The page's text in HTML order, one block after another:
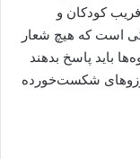
کودکان و
است که هیچ شعار
باید پاسخ بدهند
شکست‌خورده